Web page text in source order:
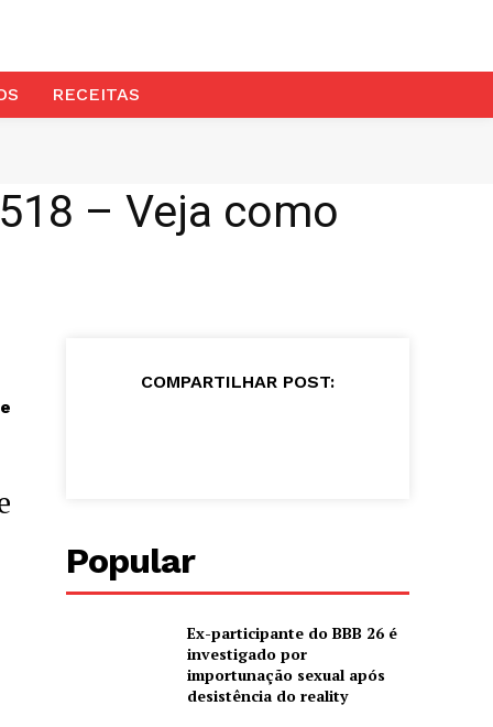
RECEITAS
– Veja como
COMPARTILHAR POST:
Popular
Ex-participante do BBB 26 é
investigado por
importunação sexual após
desistência do reality